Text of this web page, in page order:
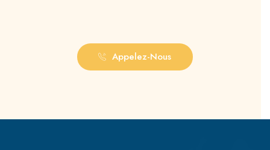
Appelez-Nous